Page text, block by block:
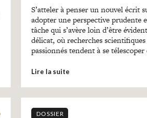
S’atteler à penser un nouvel écrit
adopter une perspective prudente
tâche qui s’avère loin d’être
délicat, où recherches
passionnés tendent à se
Lire la suite
DOSSIER